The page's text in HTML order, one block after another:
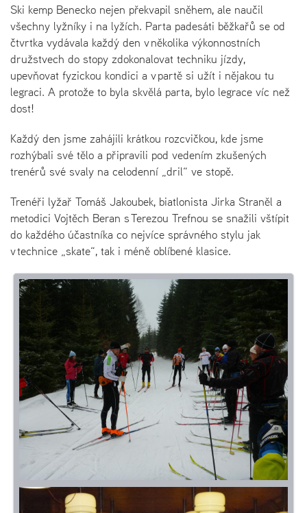
Ski kemp Benecko nejen překvapil sněhem, ale naučil
všechny lyžníky i na lyžích. Parta padesáti běžkařů se od
čtvrtka vydávala každý den v několika výkonnostních
družstvech do stopy zdokonalovat techniku jízdy,
upevňovat fyzickou kondici a v partě si užít i nějakou tu
legraci. A protože to byla skvělá parta, bylo legrace víc než
dost!
Každý den jsme zahájili krátkou rozcvičkou, kde jsme
rozhýbali své tělo a připravili pod vedením zkušených
trenérů své svaly na celodenní „dril“ ve stopě.
Trenéři lyžař Tomáš Jakoubek, biatlonista Jirka Straněl a
metodici Vojtěch Beran s Terezou Trefnou se snažili vštípit
do každého účastníka co nejvíce správného stylu jak
v technice „skate“, tak i méně oblíbené klasice.